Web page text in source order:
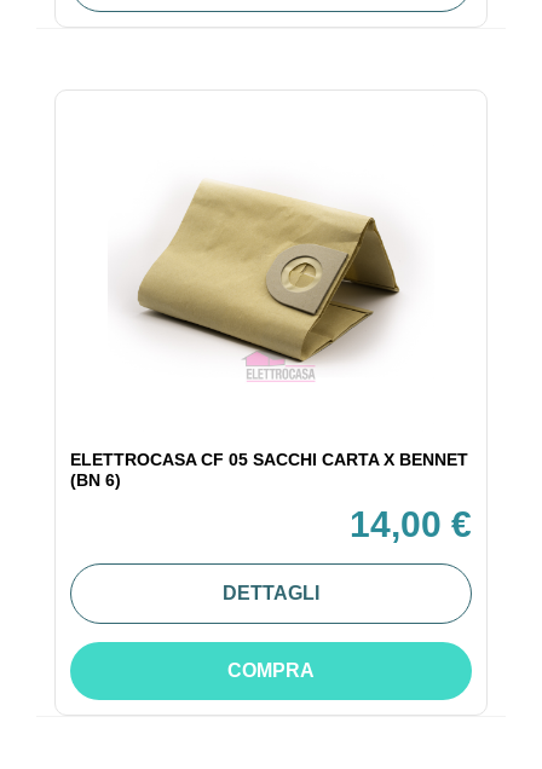
ELETTROCASA CF 05 SACCHI CARTA X BENNET
(BN 6)
14,00 €
DETTAGLI
COMPRA